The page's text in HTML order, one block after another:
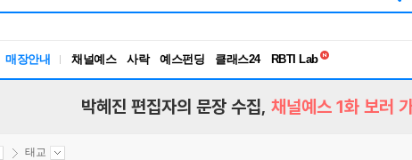
매장안내 채널예스 사락 예스펀딩 클래스24
독서유형검사
RBTI Lab
박혜진 편집자의 문장 수집, 채널예스 1화 보러
태교